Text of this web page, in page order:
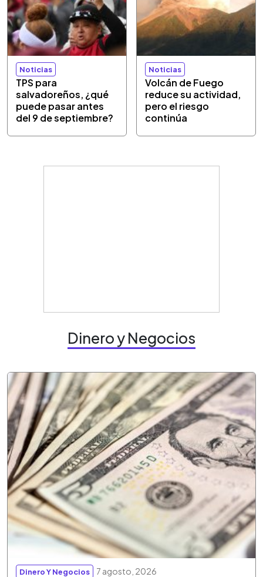
Noticias
TPS para
salvadoreños, ¿qué
puede pasar antes
del 9 de septiembre?
Noticias
Volcán de Fuego
reduce su actividad,
pero el riesgo
continúa
Dinero y Negocios
Dinero Y Negocios 7 agosto, 2026